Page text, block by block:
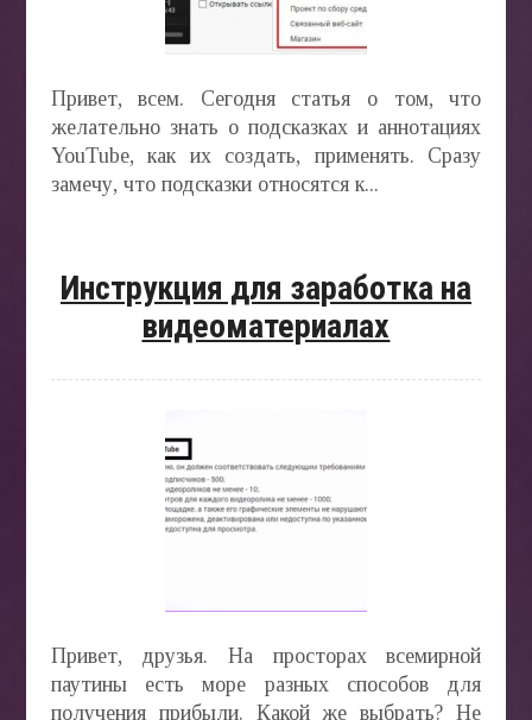
Привет, всем. Сегодня статья о том, что
желательно знать о подсказках и аннотациях
YouTube, как их создать, применять. Сразу
замечу, что подсказки относятся к...
Инструкция для заработка на
видеоматериалах
Привет, друзья. На просторах всемирной
паутины есть море разных способов для
получения прибыли. Какой же выбрать? Не